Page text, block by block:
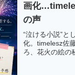
画化
の声
“泣ける小説”と
化。timelesz佐
ろ、花火の絵の